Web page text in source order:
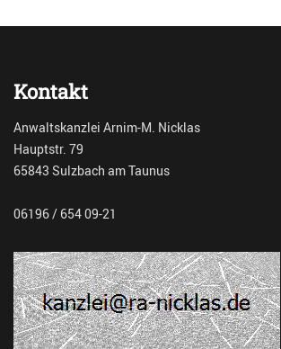
l
e
s
Tags
e
n
f
l
u
s
Kontakt
Anwaltskanzlei Arnim-M. Nicklas
Hauptstr. 79
65843 Sulzbach am Taunus
06196 / 654 09-21